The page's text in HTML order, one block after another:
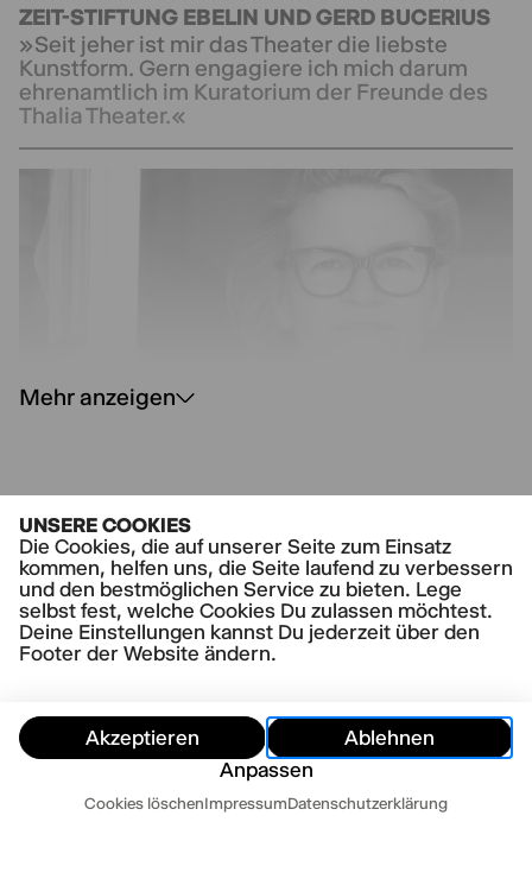
UNSERE COOKIES
Die Cookies, die auf unserer Seite zum Einsatz
kommen, helfen uns, die Seite laufend zu verbessern
und den bestmöglichen Service zu bieten. Lege
selbst fest, welche Cookies Du zulassen möchtest.
Deine Einstellungen kannst Du jederzeit über den
Footer der Website ändern.
Akzeptieren
Ablehnen
Anpassen
Cookies löschenImpressumDatenschutzerklärung
Termine
ZEIT-STIFTUNG EBELIN UND GERD BUCERIUS
»Seit jeher ist mir das Theater die liebste
Kunstform. Gern engagiere ich mich darum
ehrenamtlich im Kuratorium der Freunde des
Thalia Theater.«
ANNA NICOLAS, ARCHITEKTIN
»Persönlich brauche ich das Thalia Theater,
weil es aktuell und lebendig ist: Fordernde und
stets neue Begegnungen mit mir selbst und
konstruktive Auseinandersetzung mit meinen
Gesellschaft und unsere Stadt.«
Mehr anzeigen